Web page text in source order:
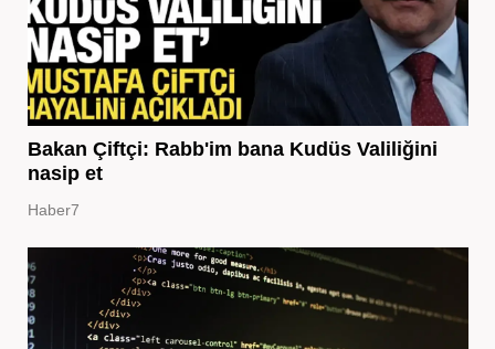
Bakan Çiftçi: Rabb'im bana Kudüs Valiliğini
nasip et
Haber7